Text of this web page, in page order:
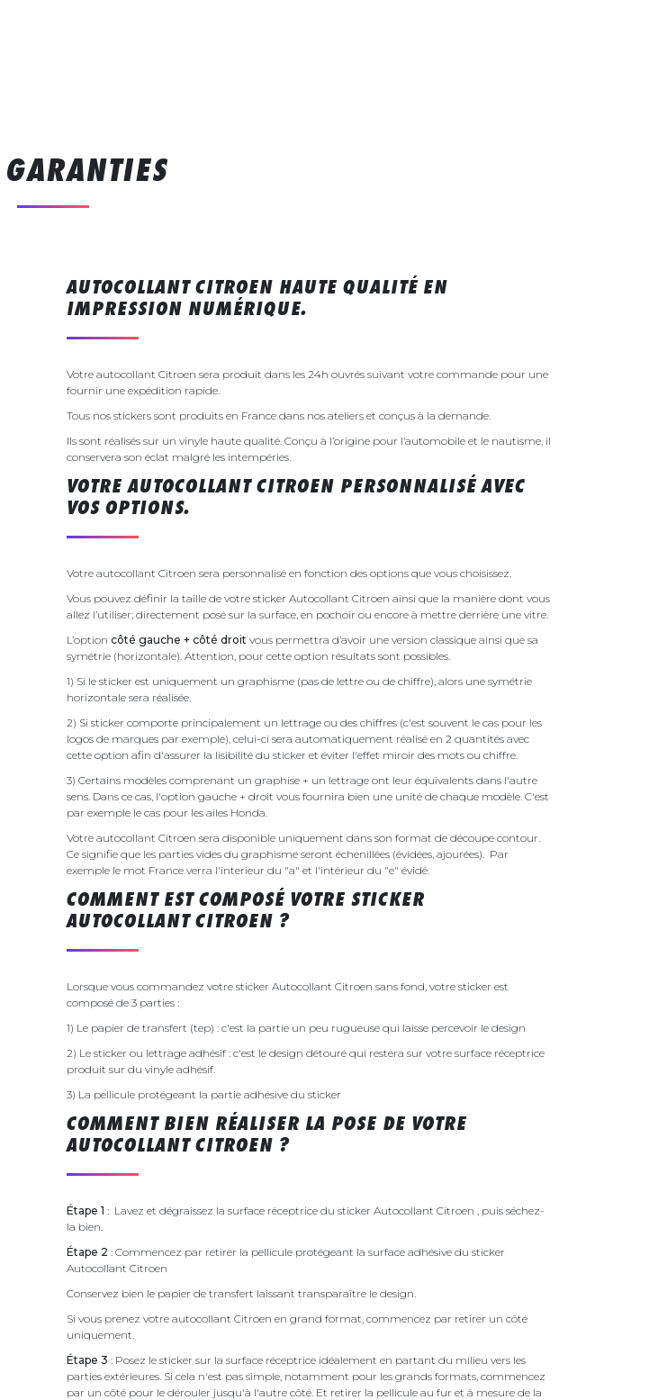
AUTOCOLLANT CITROEN HAUTE QUALITÉ EN
IMPRESSION NUMÉRIQUE.
Votre autocollant Citroen sera produit dans les 24h ouvrés suivant votre commande pour une
fournir une expédition rapide.
Tous nos stickers sont produits en France dans nos ateliers et conçus à la demande.
Ils sont réalisés sur un vinyle haute qualité. Conçu à l’origine pour l’automobile et le nautisme, il
conservera son éclat malgré les intempéries.
VOTRE AUTOCOLLANT CITROEN PERSONNALISÉ AVEC
VOS OPTIONS.
Votre autocollant Citroen sera personnalisé en fonction des options que vous choisissez.
Vous pouvez définir la taille de votre sticker Autocollant Citroen ainsi que la manière dont vous
allez l’utiliser; directement posé sur la surface, en pochoir ou encore à mettre derrière une vitre.
L’option côté gauche + côté droit vous permettra d’avoir une version classique ainsi que sa
symétrie (horizontale). Attention, pour cette option résultats sont possibles.
1) Si le sticker est uniquement un graphisme (pas de lettre ou de chiffre), alors une symétrie
horizontale sera réalisée.
2) Si sticker comporte principalement un lettrage ou des chiffres (c'est souvent le cas pour les
logos de marques par exemple), celui-ci sera automatiquement réalisé en 2 quantités avec
cette option afin d'assurer la lisibilité du sticker et éviter l'effet miroir des mots ou chiffre.
3) Certains modèles comprenant un graphise + un lettrage ont leur équivalents dans l'autre
sens. Dans ce cas, l'option gauche + droit vous fournira bien une unité de chaque modèle. C'est
par exemple le cas pour les ailes Honda.
Votre autocollant Citroen sera disponible uniquement dans son format de découpe contour.
Ce signifie que les parties vides du graphisme seront échenillées (évidées, ajourées). Par
exemple le mot France verra l'interieur du "a" et l'intérieur du "e" évidé.
COMMENT EST COMPOSÉ VOTRE STICKER
AUTOCOLLANT CITROEN ?
Lorsque vous commandez votre sticker Autocollant Citroen sans fond, votre sticker est
composé de 3 parties :
1) Le papier de transfert (tep) : c'est la partie un peu rugueuse qui laisse percevoir le design
2) Le sticker ou lettrage adhésif : c'est le design détouré qui restera sur votre surface réceptrice
produit sur du vinyle adhésif.
3) La pellicule protégeant la partie adhésive du sticker
COMMENT BIEN RÉALISER LA POSE DE VOTRE
AUTOCOLLANT CITROEN ?
Étape 1 : Lavez et dégraissez la surface réceptrice du sticker Autocollant Citroen , puis séchez-
la bien.
Étape 2 : Commencez par retirer la pellicule protégeant la surface adhésive du sticker
Autocollant Citroen
Conservez bien le papier de transfert laissant transparaître le design.
Si vous prenez votre autocollant Citroen en grand format, commencez par retirer un côté
uniquement.
Étape 3 : Posez le sticker sur la surface réceptrice idéalement en partant du milieu vers les
parties extérieures. Si cela n'est pas simple, notamment pour les grands formats, commencez
par un côté pour le dérouler jusqu'à l'autre côté. Et retirer la pellicule au fur et à mesure de la